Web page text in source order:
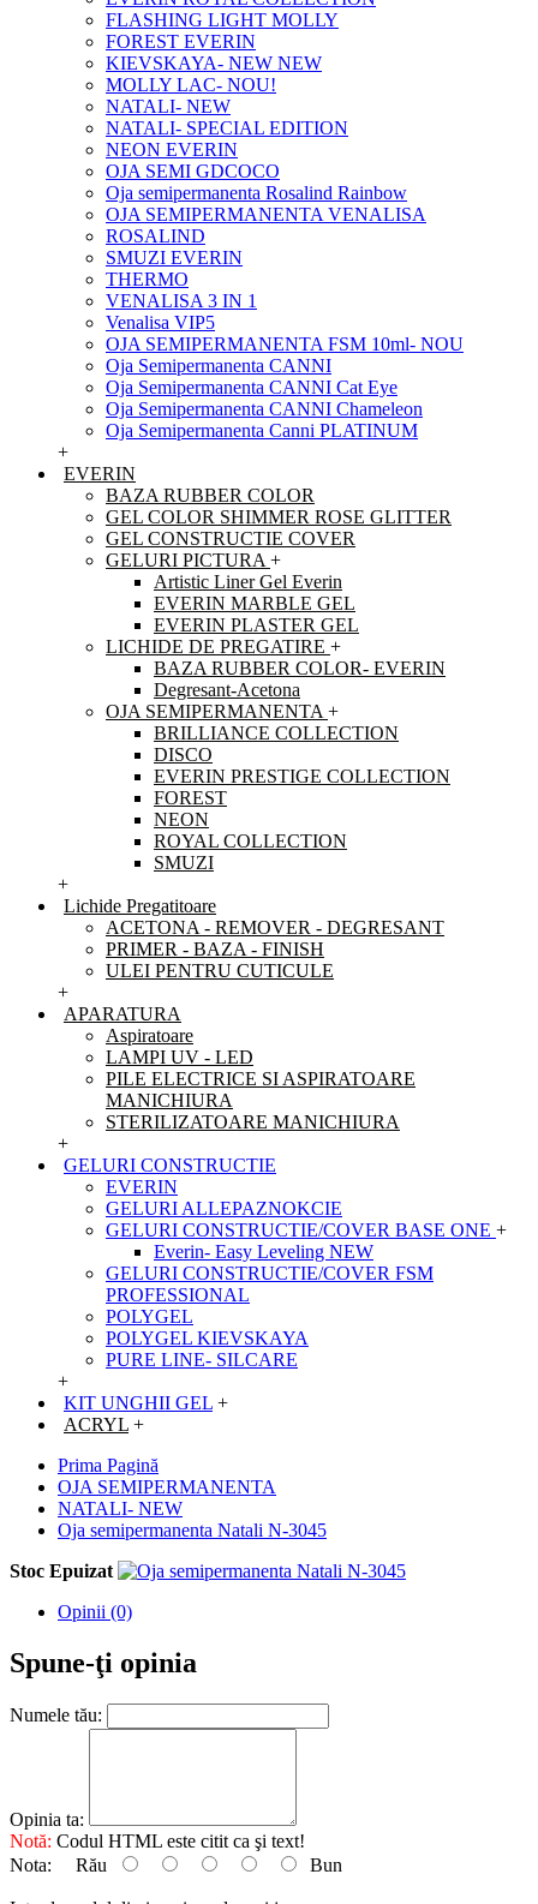
FLASHING LIGHT MOLLY
FOREST EVERIN
KIEVSKAYA- NEW NEW
MOLLY LAC- NOU!
NATALI- NEW
NATALI- SPECIAL EDITION
NEON EVERIN
OJA SEMI GDCOCO
Oja semipermanenta Rosalind Rainbow
OJA SEMIPERMANENTA VENALISA
ROSALIND
SMUZI EVERIN
THERMO
VENALISA 3 IN 1
Venalisa VIP5
OJA SEMIPERMANENTA FSM 10ml- NOU
Oja Semipermanenta CANNI
Oja Semipermanenta CANNI Cat Eye
Oja Semipermanenta CANNI Chameleon
Oja Semipermanenta Canni PLATINUM
+
EVERIN
BAZA RUBBER COLOR
GEL COLOR SHIMMER ROSE GLITTER
GEL CONSTRUCTIE COVER
GELURI PICTURA +
Artistic Liner Gel Everin
EVERIN MARBLE GEL
EVERIN PLASTER GEL
LICHIDE DE PREGATIRE +
BAZA RUBBER COLOR- EVERIN
Degresant-Acetona
OJA SEMIPERMANENTA +
BRILLIANCE COLLECTION
DISCO
EVERIN PRESTIGE COLLECTION
FOREST
NEON
ROYAL COLLECTION
SMUZI
+
Lichide Pregatitoare
ACETONA - REMOVER - DEGRESANT
PRIMER - BAZA - FINISH
ULEI PENTRU CUTICULE
+
APARATURA
Aspiratoare
LAMPI UV - LED
PILE ELECTRICE SI ASPIRATOARE
MANICHIURA
STERILIZATOARE MANICHIURA
+
GELURI CONSTRUCTIE
EVERIN
GELURI ALLEPAZNOKCIE
GELURI CONSTRUCTIE/COVER BASE ONE +
Everin- Easy Leveling NEW
GELURI CONSTRUCTIE/COVER FSM
PROFESSIONAL
POLYGEL
POLYGEL KIEVSKAYA
PURE LINE- SILCARE
+
KIT UNGHII GEL +
ACRYL +
Prima Pagină
OJA SEMIPERMANENTA
NATALI- NEW
Oja semipermanenta Natali N-3045
Stoc Epuizat
Opinii (0)
Spune-ţi opinia
Numele tău:
Opinia ta:
Notă: Codul HTML este citit ca şi text!
Nota: Rău Bun